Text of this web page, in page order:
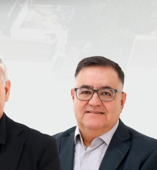
Loanda registrou, na data de hoje,